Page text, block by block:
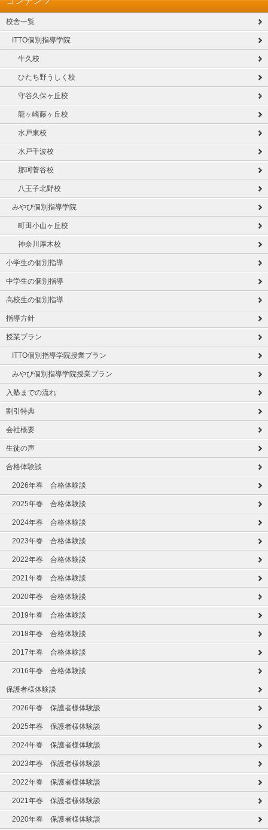
校舎一覧
ITTO個別指導学院
牛久校
ひたち野うしく校
守谷久保ヶ丘校
龍ヶ崎藤ヶ丘校
水戸東校
水戸千波校
那珂菅谷校
八王子北野校
みやび個別指導学院
町田小山ヶ丘校
神奈川厚木校
小学生の個別指導
中学生の個別指導
高校生の個別指導
指導方針
授業プラン
ITTO個別指導学院授業プラン
みやび個別指導学院授業プラン
入塾までの流れ
割引特典
会社概要
生徒の声
合格体験談
2026年春 合格体験談
2025年春 合格体験談
2024年春 合格体験談
2023年春 合格体験談
2022年春 合格体験談
2021年春 合格体験談
2020年春 合格体験談
2019年春 合格体験談
2018年春 合格体験談
2017年春 合格体験談
2016年春 合格体験談
保護者様体験談
2026年春 保護者様体験談
2025年春 保護者様体験談
2024年春 保護者様体験談
2023年春 保護者様体験談
2022年春 保護者様体験談
2021年春 保護者様体験談
2020年春 保護者様体験談